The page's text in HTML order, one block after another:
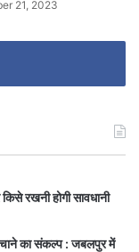
21, 2023
रखनी होगी सावधानी
का संकल्प : जबलपुर में